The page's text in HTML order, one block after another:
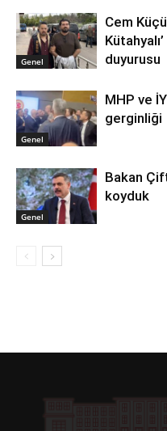
Genel
Cem
duyurusu
Genel
MHP ve
gerginliği
Genel
Bakan
koyduk